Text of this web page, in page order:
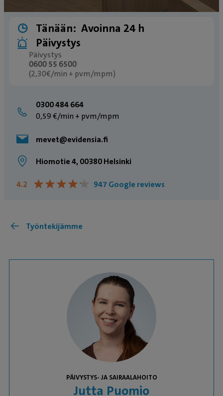
Tänään: Avoinna 24 h
Päivystys
Päivystys
0600 55 6500
(2,30€/min + pvm/mpm)
0300 484 664
0,59 €/min + pvm/mpm
mevet@evidensia.fi
Hiomotie 4, 00380 Helsinki
4.2 ★★★★★
★★★★★ 947 Google reviews
Työntekijämme
PÄIVYSTYS- JA SAIRAALAHOITO
Jutta Puomio